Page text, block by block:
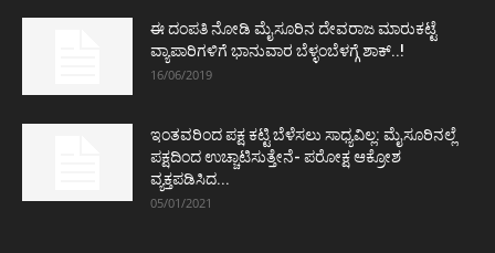
ಈ ದಂಪತಿ ನೋಡಿ ಮೈಸೂರಿನ ದೇವರಾಜ ಮಾರುಕಟ್ಟೆ
ವ್ಯಾಪಾರಿಗಳಿಗೆ ಭಾನುವಾರ ಬೆಳ್ಳಂಬೆಳಗ್ಗೆ ಶಾಕ್..!
16/06/2019
ಇಂತವರಿಂದ ಪಕ್ಷ ಕಟ್ಟಿ ಬೆಳೆಸಲು ಸಾಧ್ಯವಿಲ್ಲ: ಮೈಸೂರಿನಲ್ಲೆ
ಪಕ್ಷದಿಂದ ಉಚ್ಚಾಟಿಸುತ್ತೇನೆ- ಪರೋಕ್ಷ ಆಕ್ರೋಶ
ವ್ಯಕ್ತಪಡಿಸಿದ...
05/01/2021